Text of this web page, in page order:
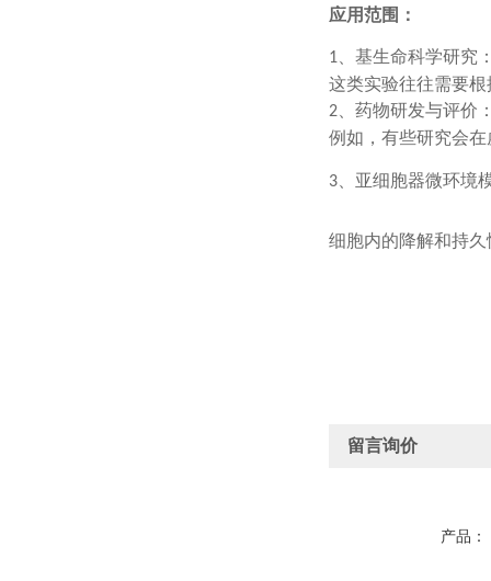
应用范围：
1
基生命科学研究
这类实验往往需要
2
药物研发与评价
例如，有些研究会
3 亚细胞器微环境
细胞内的降解和持久
留言询价
产品：